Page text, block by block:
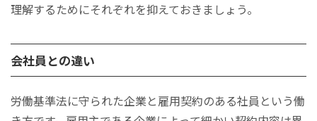
理解するためにそれぞれを抑えておきましょう。
会社員との違い
労働基準法に守られた企業と雇用契約のある社員という働